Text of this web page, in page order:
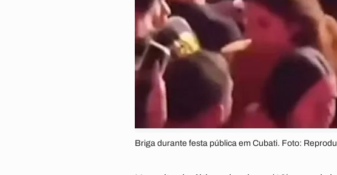
Briga durante festa pública em Cubati. Foto: